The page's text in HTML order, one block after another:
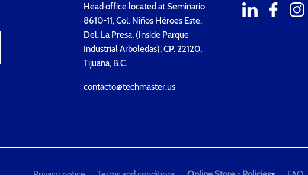
Head office located at Seminario
8610-11, Col. Niños Héroes Este,
Del. La Presa, (Inside Parque
Industrial Arboledas), CP. 22120,
Tijuana, B.C.
contacto@techmaster.us